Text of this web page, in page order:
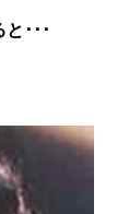
･･･